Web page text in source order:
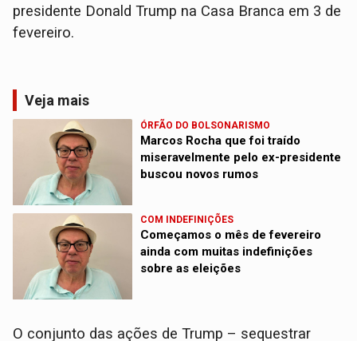
presidente Donald Trump na Casa Branca em 3 de
fevereiro.
Veja mais
ÓRFÃO DO BOLSONARISMO
Marcos Rocha que foi traído
miseravelmente pelo ex-presidente
buscou novos rumos
COM INDEFINIÇÕES
Começamos o mês de fevereiro
ainda com muitas indefinições
sobre as eleições
O conjunto das ações de Trump – sequestrar